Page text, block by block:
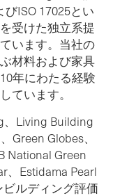
ISO 17025とい
受けた独立系提
います。当社の
材料および家具
年にわたる経験
ています。
、Living Building
Green Globes、
National Green
、Estidama Pearl
ルディング評価